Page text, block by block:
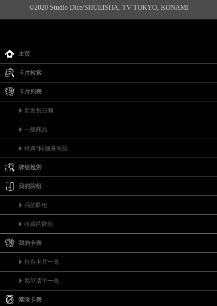
©2020 Studio Dice/SHUEISHA, TV TOKYO, KONAMI
主页
卡片检索
卡片列表
新发售日顺
一般商品
特典*同捆系商品
牌组检索
我的牌组
我的牌组
收藏的牌组
我的卡表
持有卡片一览
愿望清单一览
禁限卡表